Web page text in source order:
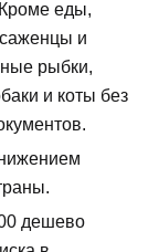
еды,
и
рыбки,
и коты без
дешево